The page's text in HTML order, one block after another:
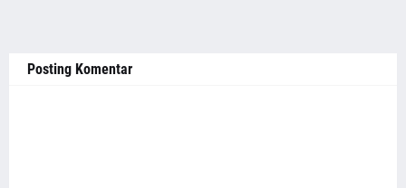
Posting Komentar